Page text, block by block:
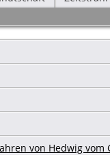
von Hedwig vom